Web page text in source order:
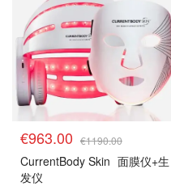
€963.00 €1190.00
CurrentBody Skin 面膜仪+生
发仪